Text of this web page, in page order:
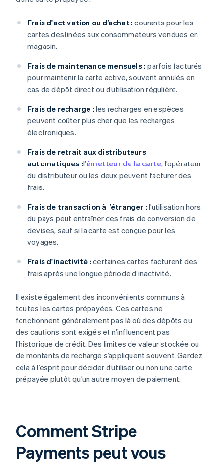
Frais d'activation ou d’achat : courants pour les
cartes destinées aux consommateurs vendues en
magasin.
Frais de maintenance mensuels : parfois facturés
pour maintenir la carte active, souvent annulés en
cas de dépôt direct ou d’utilisation régulière.
Frais de recharge : les recharges en espèces
peuvent coûter plus cher que les recharges
électroniques.
Frais de retrait aux distributeurs
automatiques :l’émetteur de la carte, l’opérateur
du distributeur ou les deux peuvent facturer des
frais.
Frais de transaction à l’étranger : l’utilisation hors
du pays peut entraîner des frais de conversion de
devises, sauf si la carte est conçue pour les
voyages.
Frais d'inactivité : certaines cartes facturent des
frais après une longue période d’inactivité.
Il existe également des inconvénients communs à
toutes les cartes prépayées. Ces cartes ne
fonctionnent généralement pas là où des dépôts ou
des cautions sont exigés et n’influencent pas
l’historique de crédit. Des limites de valeur stockée ou
de montants de recharge s’appliquent souvent. Gardez
cela à l’esprit pour décider d’utiliser ou non une carte
prépayée plutôt qu’un autre moyen de paiement.
Comment Stripe
Payments peut vous